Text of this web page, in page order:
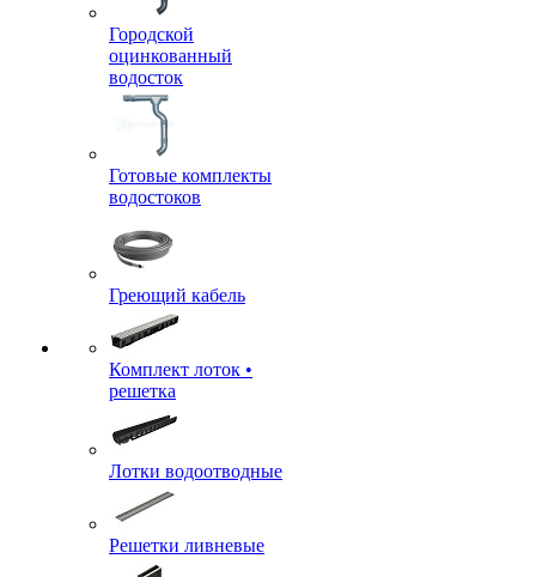
Городской
оцинкованный
водосток
Готовые комплекты
водостоков
Греющий кабель
Комплект лоток •
решетка
Лотки водоотводные
Решетки ливневые